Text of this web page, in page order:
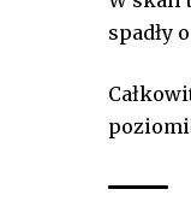
spadły